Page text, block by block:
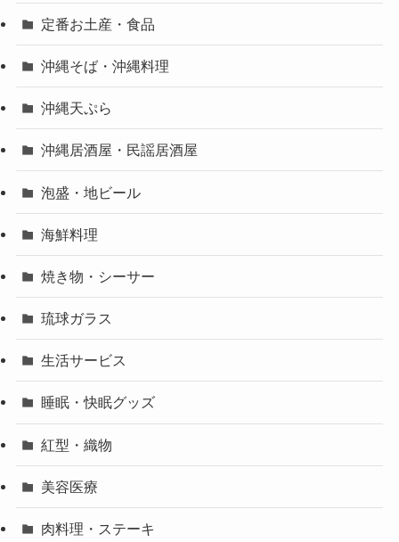
定番お土産・食品
沖縄そば・沖縄料理
沖縄天ぷら
沖縄居酒屋・民謡居酒屋
泡盛・地ビール
海鮮料理
焼き物・シーサー
琉球ガラス
生活サービス
睡眠・快眠グッズ
紅型・織物
美容医療
肉料理・ステーキ